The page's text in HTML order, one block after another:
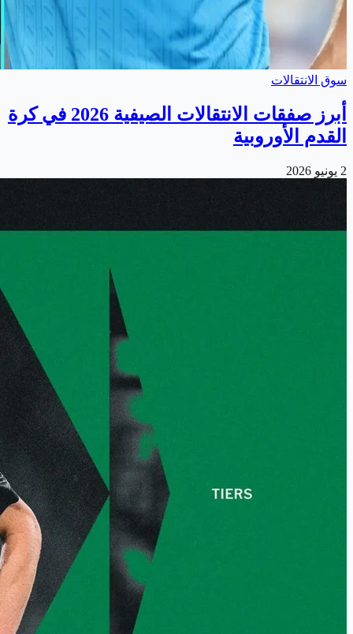
سوق الانتقالات
أبرز صفقات الانتقالات الصيفية 2026 في كرة
القدم الأوروبية
2 يونيو 2026